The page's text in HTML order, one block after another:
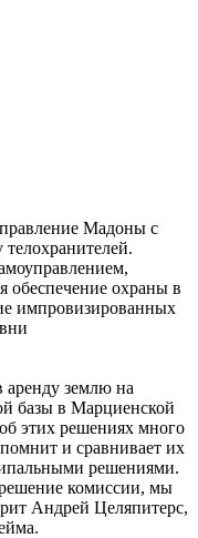
Мадоны с
обеспечение охраны в
импровизированных
аренду землю на
базы в Марциенской
этих решениях много
и сравнивает их
решениями.
комиссии, мы
Андрей Целяпитерс,